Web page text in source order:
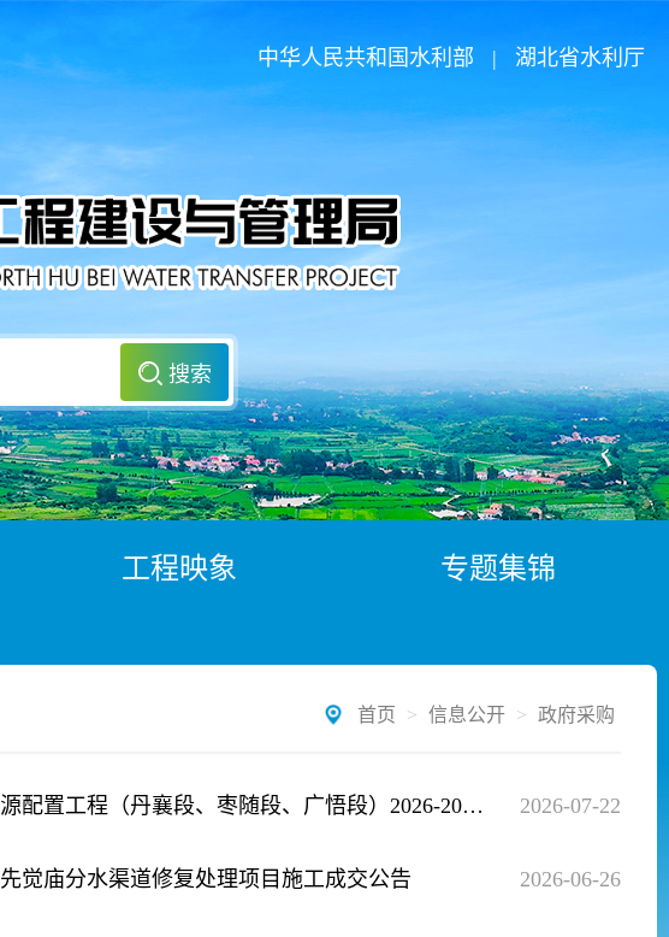
中华人民共和国水利部 | 湖北省水利厅
搜索
工程映象 专题集锦
首页 > 信息公开 > 政府采购
鄂北地区水资源配置工程建设与管理局（筹）鄂北地区水资源配置工程（丹襄段、枣随段、广悟段）2026-2027 年运行维护服务项目公开招标公告 2026-07-22
觉庙分水渠道修复处理项目施工成交公告 2026-06-26